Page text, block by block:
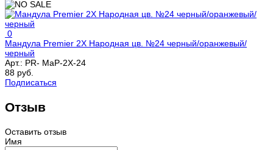
0
Мандула Premier 2Х Народная цв. №24 черный/оранжевый/
черный
Арт.: PR- MaP-2X-24
88 руб.
Подписаться
Отзыв
Оставить отзыв
Имя